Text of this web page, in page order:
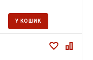
У КОШИК